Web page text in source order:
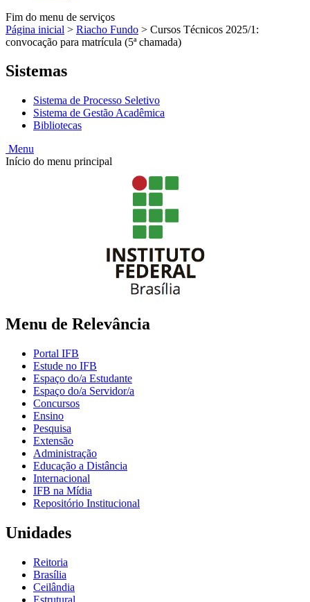
Fim do menu de serviços
Página inicial > Riacho Fundo > Cursos Técnicos 2025/1:
convocação para matrícula (5ª chamada)
Sistemas
Sistema de Processo Seletivo
Sistema de Gestão Acadêmica
Bibliotecas
Menu
Início do menu principal
Menu de Relevância
Portal IFB
Estude no IFB
Espaço do/a Estudante
Espaço do/a Servidor/a
Concursos
Ensino
Pesquisa
Extensão
Administração
Educação a Distância
Internacional
IFB na Mídia
Repositório Institucional
Unidades
Reitoria
Brasília
Ceilândia
Estrutural